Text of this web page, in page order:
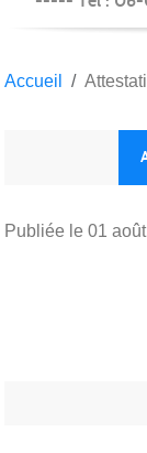
Accueil
Publiée le 01